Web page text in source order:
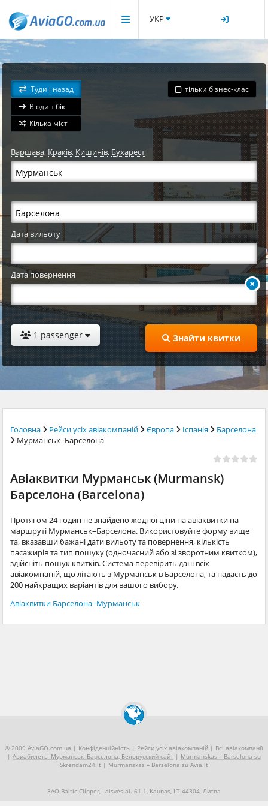
УКР
Туди і назад
В один бік
Кілька міст
тільки бізнес-клас
Варшава,Краків, Кишинів, Бухарест
Дата вильоту
Дата повернення
1 passenger Знайти квитки
Головна Рейси усіх авіакомпаній Європа Іспанія
Барселона
Мурманськ–Барселона
Авіаквитки Мурманськ (Murmansk)
Барселона (Barcelona)
Протягом 24 годин не знайдено жодної ціни на авіаквитки на
маршруті Мурманськ–Барселона. Використовуйте форму вище
та, вказавши бажані дати вильоту та повернення, кількість
пасажирів та тип пошуку (одночасний або зі зворотним квитком),
здійсніть пошук квитків. Система перевірить дані всіх
авіакомпаній, що літають з Мурманськ в Барселона, та надасть до
200 найкращих варіантів для вашого вибору.
Авіаквитки Барселона–Мурманськ
© 2009 AviaGO.com.ua | Конфіденційність | Рейси усіх авіакомпаній | Всі авіакомпанії
| Авиабилеты Мурманськ–Барселона, Белорусский сайт | Murmanskas – Barselona su
Skrendam24.lt | Murmanskas – Barselona su Avia.lt
ЗАО Baltic Clipper, Laisvės al. 61-1, Kaunas, LT-44304, Литва